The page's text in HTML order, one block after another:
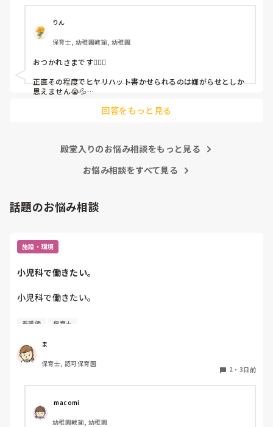
ちゃんと考えて対策を練って書き込むようにと。
呼ばれて一緒に対策を考えさせられること多数
これだけで30〜40分拘束されて辛いです
皆さんの園はどうですか?
りん
保育士, 幼稚園教諭, 幼稚園
おつかれさまです🙇🏻‍♀️
正直その程度でヒヤリハット書かせられるのは嫌がらせとしか
思えません😭💦
回答をもっと見る
殿堂入りのお悩み相談をもっと見る
お悩み相談をすべて見る
話題のお悩み相談
施設・環境
小児科で働きたい。
小児科で働きたい。
今は保育園勤務ですが、
本当は小児科で保育士として
働きたいです。
しかし、地方なのかそのような求人が
ほぼなく、ホームページなどもチェック
していますが見つかりません😭
看護師 保育士
ま
保育士, 認可保育園
2 ・ 3日前
macomi
幼稚園教諭, 幼稚園